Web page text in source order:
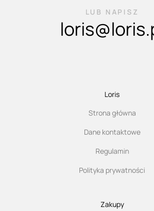
LUB NAPISZ
Loris
Strona główna
Dane kontaktowe
Regulamin
Polityka prywatności
Zakupy